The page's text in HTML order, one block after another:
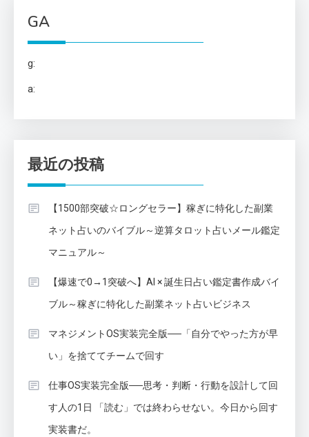
GA
g:
a:
最近の投稿
【1500部突破☆ロングセラー】稼ぎに特化した副業
ネット占いのバイブル～逆算タロット占いメール鑑定
マニュアル～
【爆速で0→1突破へ】AI × 誕生日占い鑑定書作成バイ
ブル～稼ぎに特化した副業ネット占いビジネス
マネジメントOS実装完全版──「自分でやった方が早
い」を捨ててチームで回す
仕事OS実装完全版──思考・判断・行動を設計して回
す人の1日 「読む」では終わらせない。今日から回す
実装書だ。